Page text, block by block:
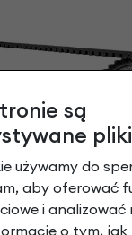
są
używamy do
aby oferować
i analizować
o tym, jak